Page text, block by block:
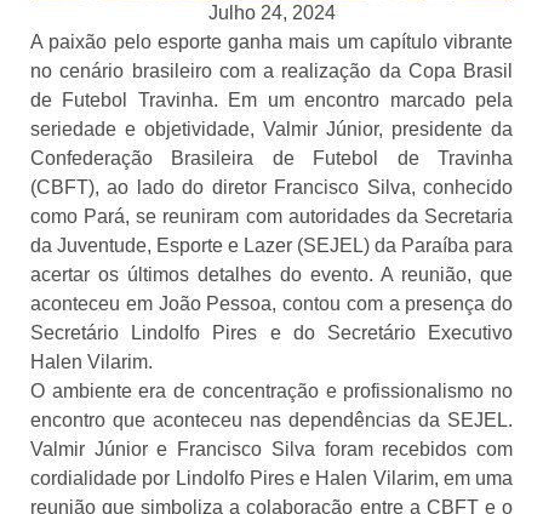
Julho 24, 2024
A paixão pelo esporte ganha mais um capítulo vibrante
no cenário brasileiro com a realização da Copa Brasil
de Futebol Travinha. Em um encontro marcado pela
seriedade e objetividade, Valmir Júnior, presidente da
Confederação Brasileira de Futebol de Travinha
(CBFT), ao lado do diretor Francisco Silva, conhecido
como Pará, se reuniram com autoridades da Secretaria
da Juventude, Esporte e Lazer (SEJEL) da Paraíba para
acertar os últimos detalhes do evento. A reunião, que
aconteceu em João Pessoa, contou com a presença do
Secretário Lindolfo Pires e do Secretário Executivo
Halen Vilarim.
O ambiente era de concentração e profissionalismo no
encontro que aconteceu nas dependências da SEJEL.
Valmir Júnior e Francisco Silva foram recebidos com
cordialidade por Lindolfo Pires e Halen Vilarim, em uma
reunião que simboliza a colaboração entre a CBFT e o